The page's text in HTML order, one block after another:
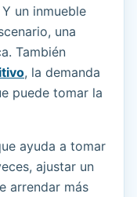
un inmueble
una
También
, la demanda
puede tomar la
ayuda a tomar
ajustar un
arrendar más